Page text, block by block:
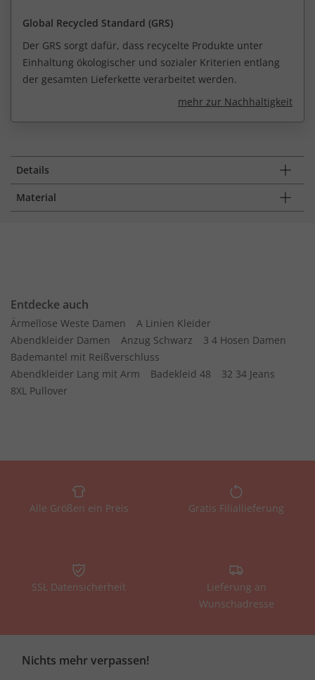
Global Recycled Standard (GRS)
Der GRS sorgt dafür, dass recycelte Produkte unter
Einhaltung ökologischer und sozialer Kriterien entlang
der gesamten Lieferkette verarbeitet werden.
mehr zur Nachhaltigkeit
Details
Material
Entdecke auch
Ärmellose Weste Damen
A Linien Kleider
Abendkleider Damen
Anzug Schwarz
3 4 Hosen Damen
Bademantel mit Reißverschluss
Abendkleider Lang mit Arm
Badekleid 48
32 34 Jeans
8XL Pullover
Alle Größen ein Preis Gratis Filiallieferung
SSL Datensicherheit
Lieferung an
Wunschadresse
Nichts mehr verpassen!